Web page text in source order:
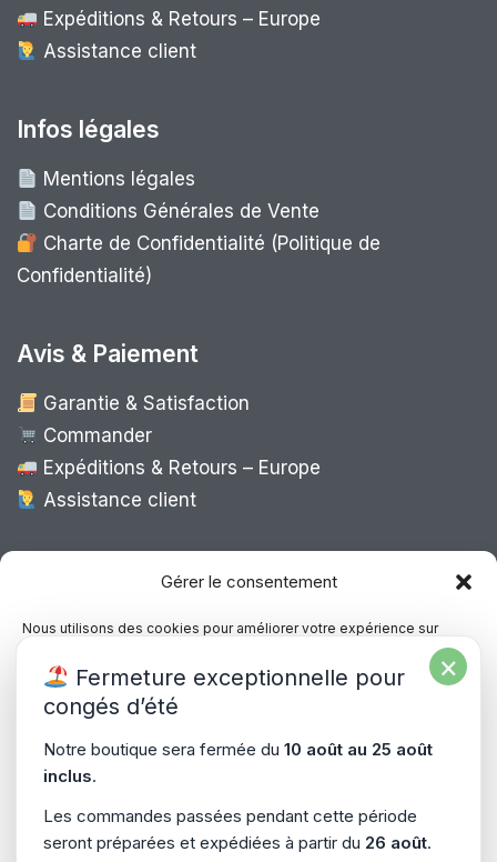
Gérer le consentement
Nous utilisons des cookies pour améliorer votre expérience sur
notre site, analyser le trafic et proposer des contenus personnalisés.
Vous pouvez accepter, refuser ou gérer vos préférences à tout
moment.
Gérer les services
Accepter
Expéditions & Retours – Europe
Assistance client
Infos légales
Mentions légales
Conditions Générales de Vente
Charte de Confidentialité (Politique de
Confidentialité)
Avis & Paiement
Garantie & Satisfaction
Commander
Expéditions & Retours – Europe
Assistance client
Expédition Europe
Livraison rapide dans toute l’Europe via
“ Mondial Relay
×
Fermeture exceptionnelle pour
congés d’été
Notre boutique sera fermée du 10 août au 25 août
inclus.
Les commandes passées pendant cette période
seront préparées et expédiées à partir du 26 août.